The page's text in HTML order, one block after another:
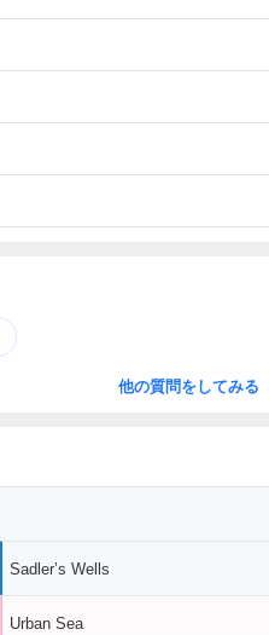
他の質問をしてみる
Sadler’s Wells
Urban Sea